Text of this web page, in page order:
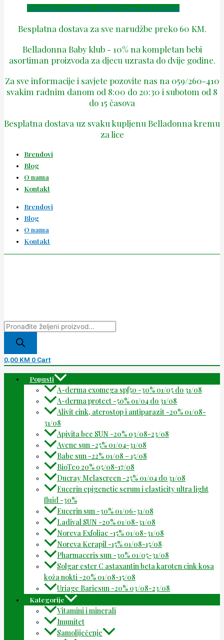
Facebook Instagram Tiktok Phone-alt Envelope
Besplatna dostava za sve narudžbe preko 60 KM.
Belladonna Baby klub - 10% na kompletan bebi
asortiman proizvoda za djecu uzrasta do dvije godine.
Za sve informacije i savjete pozovite nas na 059/260-410
svakim radnim danom od 8:00 do 20:30 i subotom od 8
do 15 časova
Besplatna dostava uz svaku kupljenu Belladonna kremu
za lice
Brendovi
Blog
O nama
Kontakt
Brendovi
Blog
O nama
Kontakt
0,00 KM 0 Cart
Popusti
A-derma exomega spf50 -30% 01/05 do 31/08
A-derma protect -50% 01/04 do 31/08
Alivit cink, aterostop i antiparazit -20% 01/08-
31/08
Apivita bee SUN -20% 03/08-23/08
Avene sun -25% 01/04-31/08
Babe sun -22% 01/08 – 15/08
BioTeo 20% 05/08-17/08
Ducray Melascreen -25% 01/04 do 31/08
Eucerin epigenetic serum i elasticity ultra light
fluid -30%
Eucerin sun -30% 01/06-31/08
Ladival SUN -20% 01/08-31/08
Noreva Exfoliac -15% 01/08-31/08
Noreva Kerapil -15% 01/08-15/08
Pharmaceris sun -30% 01/05-31/08
Solgar ester C astaxantin beta karoten cink kosa
koža nokti -20% 01/08-15/08
Uriage Bariesun -20% 03/08-23/08
Kategorije
Vitamini i minerali
Imunitet
Samoliječenje